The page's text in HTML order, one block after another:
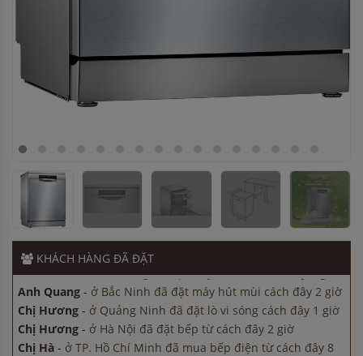
KHÁCH HÀNG ĐÃ ĐẶT
Anh Quang
Chị Hương
ở TP. Hồ Chí Minh đã mua bếp điện từ cách đây 8
giờ
Anh Quang-ở Bắc Ninh đã đặt máy hút mùi cách đây 2 giờ
Chị Hương-ở Quảng Ninh đã đặt lò vi sóng cách đây 1 giờ
Chị Hương - ở Hà Nội đã đặt bếp từ cách đây 2 giờ
Chị Hà-ở TP. Hồ Chí Minh đã mua bếp điện từ cách đây 8
giờ
Anh Nam -ở Hải Dương đã đặt máy rửa bát cách đây 2 giờ